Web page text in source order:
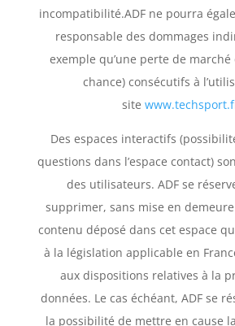
incompatibilité.ADF ne pourra
responsable des dommages
exemple qu’une perte de marché
chance) consécutifs à
site
Des espaces interactifs
questions dans l’espace contact)
des utilisateurs. ADF se
supprimer, sans mise en
contenu déposé dans cet espace
à la législation applicable en
aux dispositions relatives à la
données. Le cas échéant, ADF se
la possibilité de mettre en cause